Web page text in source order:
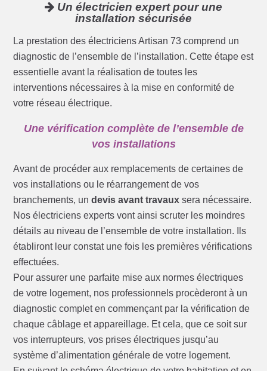
Un électricien expert pour une
installation sécurisée
La prestation des électriciens Artisan 73 comprend un
diagnostic de l’ensemble de l’installation. Cette étape est
essentielle avant la réalisation de toutes les
interventions nécessaires à la mise en conformité de
votre réseau électrique.
Une vérification complète de l’ensemble de
vos installations
Avant de procéder aux remplacements de certaines de
vos installations ou le réarrangement de vos
branchements, undevis avant travaux sera nécessaire.
Nos électriciens experts vont ainsi scruter les moindres
détails au niveau de l’ensemble de votre installation. Ils
établiront leur constat une fois les premières vérifications
effectuées.
Pour assurer une parfaite mise aux normes électriques
de votre logement, nos professionnels procèderont à un
diagnostic complet en commençant par la vérification de
chaque câblage et appareillage. Et cela, que ce soit sur
vos interrupteurs, vos prises électriques jusqu’au
système d’alimentation générale de votre logement.